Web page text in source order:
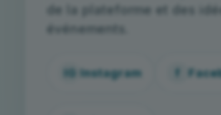
de la plateforme et des
événements.
IG Instagram f